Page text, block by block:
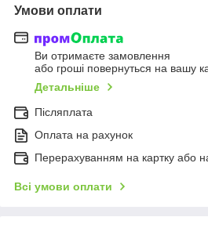
Умови оплати
Ви отримаєте замовлення
або гроші повернуться на вашу
Детальніше
Післяплата
Оплата на рахунок
Перерахуванням на картку або
Всі умови оплати